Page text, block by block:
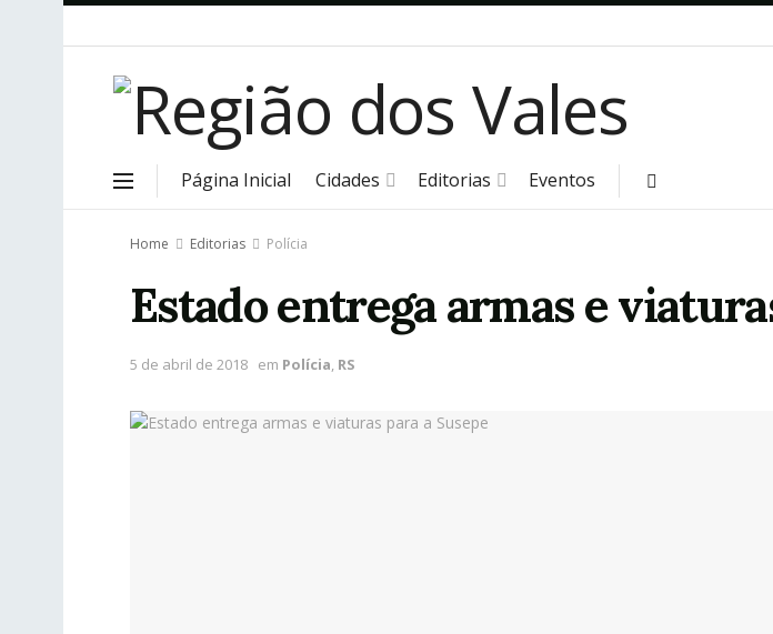
Página Inicial Cidades Editorias Eventos
Home Editorias Polícia
Estado entrega armas e
5 de abril de 2018 em Polícia, RS